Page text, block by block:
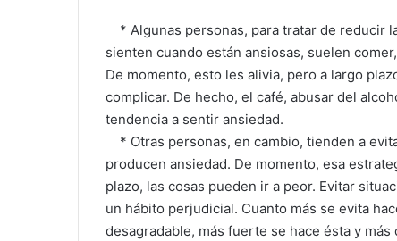
* Algunas personas, para tratar de reducir
sienten cuando están ansiosas, suelen
De momento, esto les alivia, pero a largo
complicar. De hecho, el café, abusar del
tendencia a sentir ansiedad.
* Otras personas, en cambio, tienden a
producen ansiedad. De momento, esa
plazo, las cosas pueden ir a peor. Evitar
un hábito perjudicial. Cuanto más se evita
desagradable, más fuerte se hace ésta y